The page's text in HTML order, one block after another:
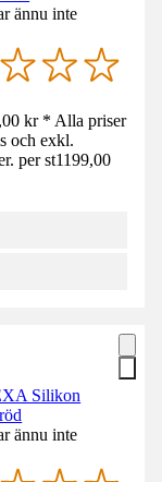
ännu inte
kr * Alla priser
och exkl.
per st1199,00
Silikon
ännu inte